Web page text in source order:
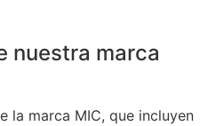
nuestra marca
la marca MIC, que incluyen